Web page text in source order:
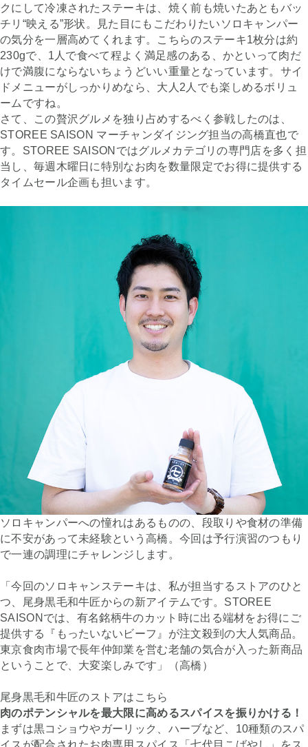
クにして冷凍されたステーキは、焼く前も焼いたあともバッ
チリ“映える”形状。見た目にもこだわりたいソロキャンパー
の気分を一層高めてくれます。こちらのステーキ1枚分は約
230gで、1人で食べて程よく満足感のある、かといって肉だ
けで満腹にならないちょうどいい重量となっています。サイ
ドメニューがしっかりめなら、大人2人でも楽しめるボリュ
ームですね。
さて、この贅沢グルメを独り占めするべく参戦したのは、
STOREE SAISON マーチャンダイジング担当の高橋直也で
す。STOREE SAISONではグルメカテゴリの専門店を多く担
当し、毎週木曜日に特別なお肉を数量限定でお得に提供する
タイムセール企画も担います。
ソロキャンパーへの憧れはあるものの、段取りや食材の準備
に不安があって未経験という高橋。今回は予行演習のつもり
で一連の調理にチャレンジします。
「今回のソロキャンステーキは、私が担当するストアのひと
つ、尾身黒毛和牛匠からの新アイテムです。STOREE
SAISONでは、有名銘柄牛のカット時に出る端材をお得にご
提供する『もったいないビーフ』が注文殺到の大人気商品。
東京食肉市場で長年仲卸業を営む老舗の気合が入った新商品
ということで、大変楽しみです」（高橋）
尾身黒毛和牛匠のストアはこちら
肉のポテンシャルを最大限に高めるスパイスを振りかける！
まずは黒コショウやガーリック、ハーブなど、10種類のスパ